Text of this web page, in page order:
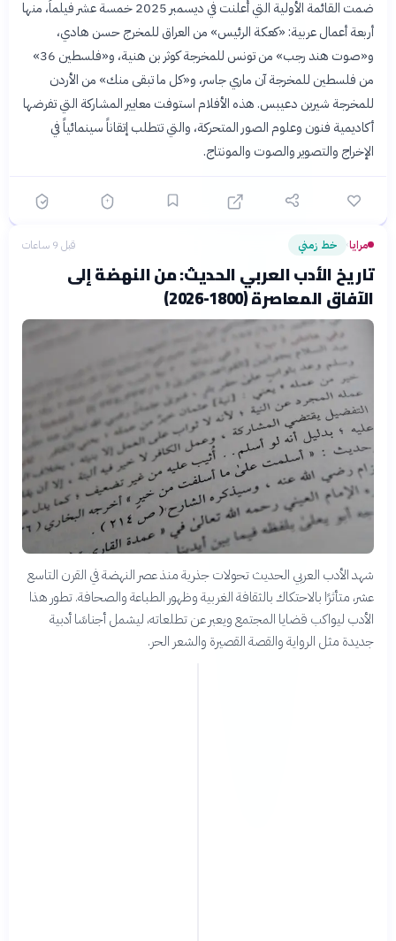
ضمت القائمة الأولية التي أُعلنت في ديسمبر 2025 خمسة عشر فيلماً، منها
أربعة أعمال عربية: «كعكة الرئيس» من العراق للمخرج حسن هادي،
و«صوت هند رجب» من تونس للمخرجة كوثر بن هنية، و«فلسطين 36»
من فلسطين للمخرجة آن ماري جاسر، و«كل ما تبقى منك» من الأردن
للمخرجة شيرين دعيبس. هذه الأفلام استوفت معايير المشاركة التي تفرضها
أكاديمية فنون وعلوم الصور المتحركة، والتي تتطلب إتقاناً سينمائياً في
الإخراج والتصوير والصوت والمونتاج.
مرايا› خط زمني قبل 9 ساعات
تاريخ الأدب العربي الحديث: من النهضة إلى
الآفاق المعاصرة (1800-2026)
شهد الأدب العربي الحديث تحولات جذرية منذ عصر النهضة في القرن التاسع
عشر، متأثرًا بالاحتكاك بالثقافة الغربية وظهور الطباعة والصحافة. تطور هذا
الأدب ليواكب قضايا المجتمع ويعبر عن تطلعاته، ليشمل أجناسًا أدبية
جديدة مثل الرواية والقصة القصيرة والشعر الحر.